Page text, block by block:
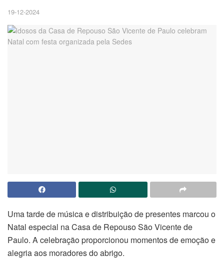
19-12-2024
Uma tarde de música e distribuição de presentes marcou o
Natal especial na Casa de Repouso São Vicente de
Paulo. A celebração proporcionou momentos de emoção e
alegria aos moradores do abrigo.